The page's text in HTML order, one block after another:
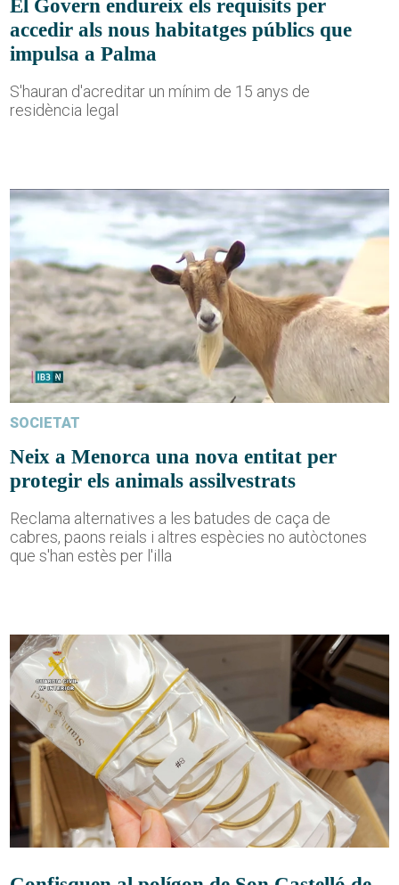
El Govern endureix els requisits per
accedir als nous habitatges públics que
impulsa a Palma
S'hauran d'acreditar un mínim de 15 anys de
residència legal
SOCIETAT
Neix a Menorca una nova entitat per
protegir els animals assilvestrats
Reclama alternatives a les batudes de caça de
cabres, paons reials i altres espècies no autòctones
que s'han estès per l'illa